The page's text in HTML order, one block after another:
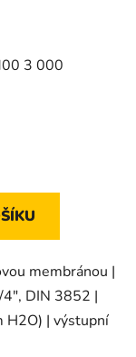
3 000
membránou |
DIN 3852 |
H2O) | výstupní